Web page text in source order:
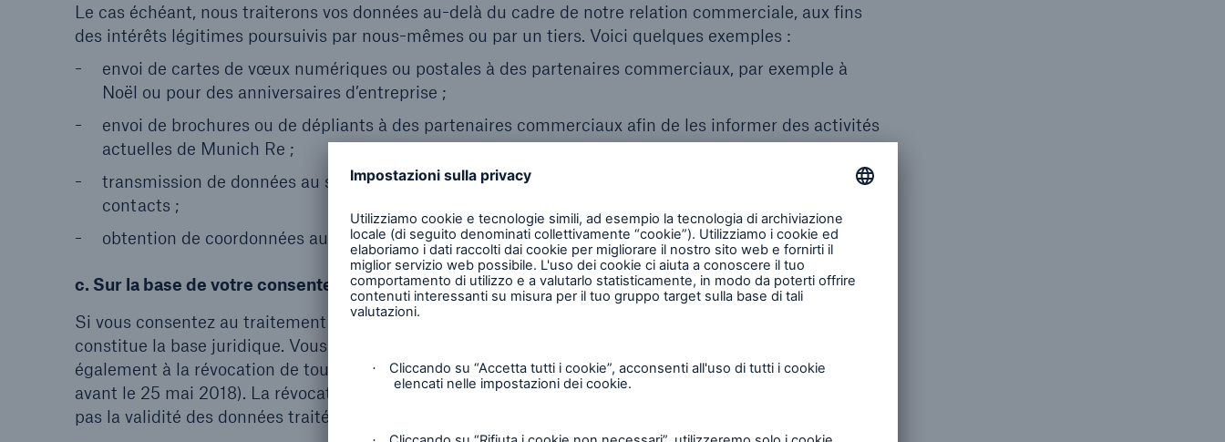
Le cas échéant, nous traiterons vos données au-delà du cadre de notre relation commerciale, aux fins
des intérêts légitimes poursuivis par nous-mêmes ou par un tiers. Voici quelques exemples :
envoi de cartes de vœux numériques ou postales à des partenaires commerciaux, par exemple à
Noël ou pour des anniversaires d’entreprise ;
envoi de brochures ou de dépliants à des partenaires commerciaux afin de les informer des activités
actuelles de Munich Re ;
transmission de données au sein de Munich Re (Groupe) dans notre système de gestion des
contacts ;
obtention de coordonnées au moyen de sources relevant du domaine public.
c. Sur la base de votre consentement (article 6, paragraphe 1, point a, du RGPD)
Si vous consentez au traitement de vos données personnelles pour des finalités spécifiques, cet accord
constitue la base juridique. Vous pouvez révoquer votre consentement à tout moment. Cela s’applique
également à la révocation de tout consentement donné avant l’entrée en vigueur du RGPD (c.-à-d.
avant le 25 mai 2018). La révocation du consentement s’applique uniquement pour l’avenir et n’affecte
pas la validité des données traitées jusqu’à la révocation.